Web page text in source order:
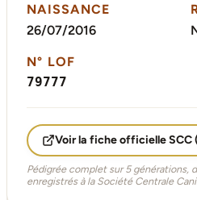
NAISSANCE
26/07/2016
N° LOF
79777
Voir la fiche officielle SCC
Pédigrée complet sur 5 générations,
enregistrés à la Société Centrale